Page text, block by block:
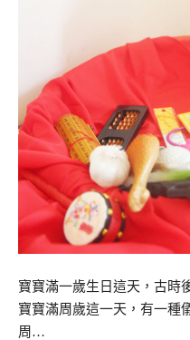
寶寶滿一歲生日這天，古時
寶寶滿周歲這一天，有一種
周…